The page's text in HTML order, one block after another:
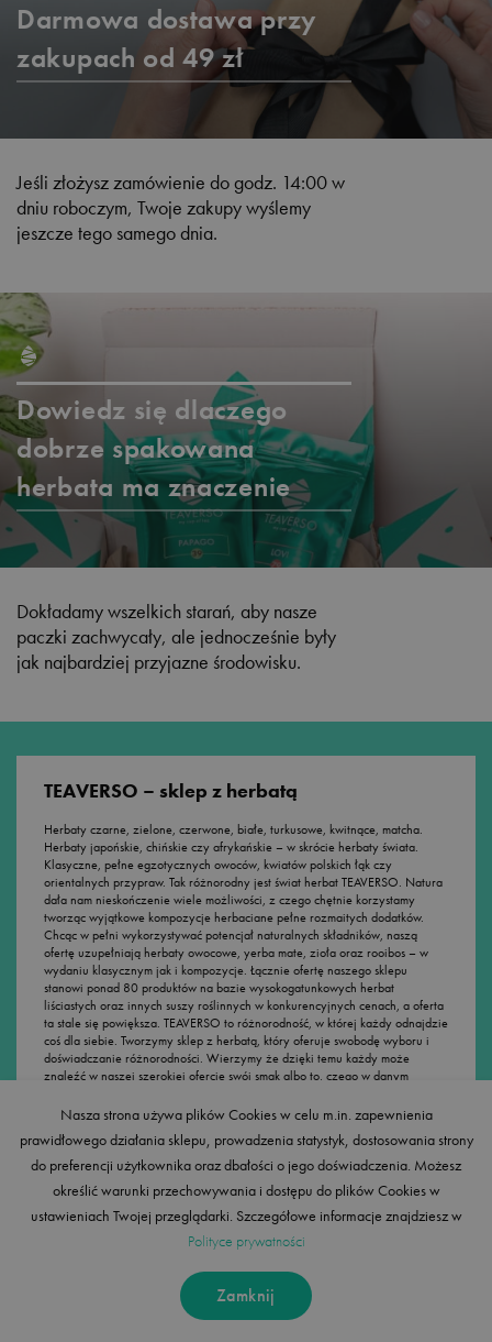
Darmowa dostawa przy
zakupach od 49 zł
Jeśli złożysz zamówienie do godz. 14:00 w
dniu roboczym, Twoje zakupy wyślemy
jeszcze tego samego dnia.
Dowiedz się dlaczego
dobrze spakowana
herbata ma znaczenie
Dokładamy wszelkich starań, aby nasze
paczki zachwycały, ale jednocześnie były
jak najbardziej przyjazne środowisku.
TEAVERSO – sklep z herbatą
Herbaty czarne, zielone, czerwone, białe, turkusowe, kwitnące, matcha.
Herbaty japońskie, chińskie czy afrykańskie – w skrócie herbaty świata.
Klasyczne, pełne egzotycznych owoców, kwiatów polskich łąk czy
orientalnych przypraw. Tak różnorodny jest świat herbat TEAVERSO. Natura
dała nam nieskończenie wiele możliwości, z czego chętnie korzystamy
tworząc wyjątkowe kompozycje herbaciane pełne rozmaitych dodatków.
Chcąc w pełni wykorzystywać potencjał naturalnych składników, naszą
ofertę uzupełniają herbaty owocowe, yerba mate, zioła oraz rooibos – w
wydaniu klasycznym jak i kompozycje. Łącznie ofertę naszego sklepu
stanowi ponad 80 produktów na bazie wysokogatunkowych herbat
liściastych oraz innych suszy roślinnych w konkurencyjnych cenach, a oferta
ta stale się powiększa. TEAVERSO to różnorodność, w której każdy odnajdzie
coś dla siebie. Tworzymy sklep z herbatą, który oferuje swobodę wyboru i
doświadczanie różnorodności. Wierzymy że dzięki temu każdy może
znaleźć w naszej szerokiej ofercie swój smak albo to, czego w danym
Akcesoria do herbaty i kawy
Szalenie istotny dla herbaty, jej smaku i właściwości, jest sposób
przygotowania. Znaczenie ma ilość suszu, temperatura wody oraz czas
Wspólna dla wszystkich jest konieczność oddzielenia liści (fusów) od naparu
po upływie określonego czasu. Aby sprawnie szło, polecamy szykować
herbatę w wygodnym zaparzaczu bądź papierowym filtrze. Temperaturę
Nasza strona używa plików Cookies w celu m.in. zapewnienia
prawidłowego działania sklepu, prowadzenia statystyk, dostosowania strony
do preferencji użytkownika oraz dbałości o jego doświadczenia. Możesz
określić warunki przechowywania i dostępu do plików Cookies w
ustawieniach Twojej przeglądarki. Szczegółowe informacje znajdziesz w
Polityce prywatności
Zamknij